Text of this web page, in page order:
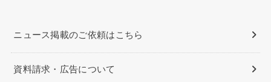
ニュース掲載のご依頼はこちら
資料請求・広告について